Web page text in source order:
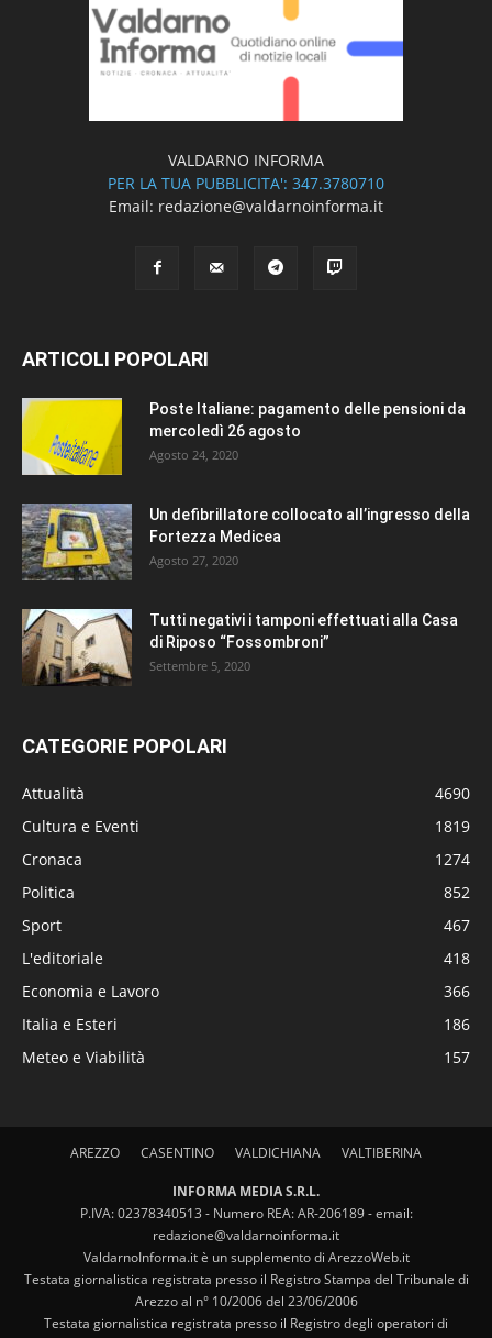
VALDARNO INFORMA
PER LA TUA PUBBLICITA': 347.3780710
Email: redazione@valdarnoinforma.it
ARTICOLI POPOLARI
Poste Italiane: pagamento delle pensioni da
mercoledì 26 agosto
Agosto 24, 2020
Un defibrillatore collocato all’ingresso della
Fortezza Medicea
Agosto 27, 2020
Tutti negativi i tamponi effettuati alla Casa
di Riposo “Fossombroni”
Settembre 5, 2020
CATEGORIE POPOLARI
Attualità
4690
Cultura e Eventi
1819
Cronaca
1274
Politica
852
Sport
467
L'editoriale
418
Economia e Lavoro
366
Italia e Esteri
186
Meteo e Viabilità
157
AREZZO CASENTINO VALDICHIANA VALTIBERINA
INFORMA MEDIA S.R.L.
P.IVA: 02378340513 - Numero REA: AR-206189 - email:
redazione@valdarnoinforma.it
ValdarnoInforma.it è un supplemento di ArezzoWeb.it
Testata giornalistica registrata presso il Registro Stampa del Tribunale di
Arezzo al n° 10/2006 del 23/06/2006
Testata giornalistica registrata presso il Registro degli operatori di